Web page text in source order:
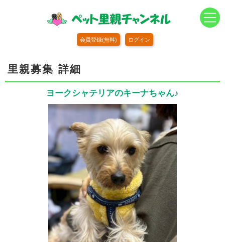
会員登録(無料) ログイン
里親募集 詳細
ヨークシャテリアのキーナちゃん♪